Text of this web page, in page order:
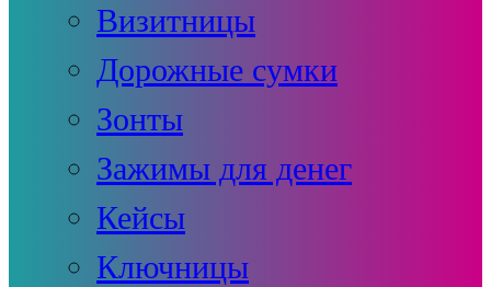
Визитницы
Дорожные сумки
Зонты
Зажимы для денег
Кейсы
Ключницы